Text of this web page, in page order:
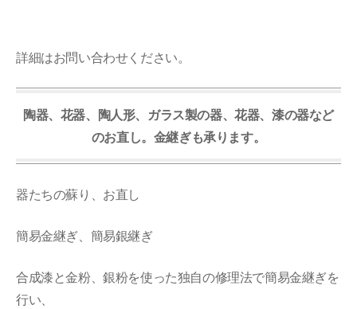
詳細はお問い合わせください。
陶器、花器、陶人形、ガラス製の器、花器、漆の器など
のお直し。金継ぎも承ります。
器たちの蘇り、お直し
簡易金継ぎ、簡易銀継ぎ
合成漆と金粉、銀粉を使った独自の修理法で簡易金継ぎを
行い、